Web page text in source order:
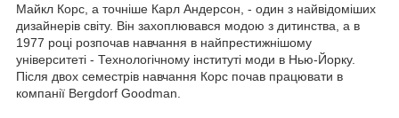
Майкл Корс, а точніше Карл Андерсон, - один з найвідоміших
дизайнерів світу. Він захоплювався модою з дитинства, а в
1977 році розпочав навчання в найпрестижнішому
університеті - Технологічному інституті моди в Нью-Йорку.
Після двох семестрів навчання Корс почав працювати в
компанії Bergdorf Goodman.